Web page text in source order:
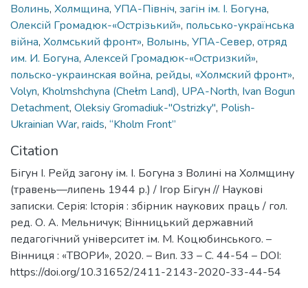
Волинь, Холмщина, УПА-Північ, загін ім. І. Богуна,
Олексій Громадюк-«Острізький», польсько-українська
війна, Холмський фронт», Волынь, УПА-Север, отряд
им. И. Богуна, Алексей Громадюк-«Остризкий»,
польско-украинская война, рейды, «Холмский фронт»,
Volyn, Kholmshchyna (Сhełm Land), UPA-North, Ivan Bogun
Detachment, Oleksiy Gromadiuk-"Ostrizky", Polish-
Ukrainian War, raids, “Kholm Front”
Citation
Бігун І. Рейд загону ім. І. Богуна з Волині на Холмщину
(травень—липень 1944 р.) / Ігор Бігун // Наукові
записки. Серія: Історія : збірник наукових праць / гол.
ред. О. А. Мельничук; Вінницький державний
педагогічний університет ім. М. Коцюбинського. –
Вінниця : «ТВОРИ», 2020. – Вип. 33 – С. 44-54 – DOI:
https://doi.org/10.31652/2411-2143-2020-33-44-54